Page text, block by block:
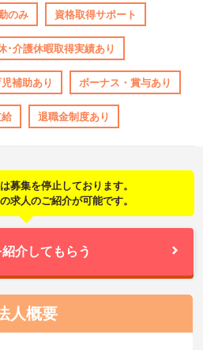
のみ 資格取得サポート
･介護休暇取得実績あり
補助あり ボーナス・賞与あり
退職金制度あり
募集を停止しております。
求人のご紹介が可能です。
介してもらう
人概要